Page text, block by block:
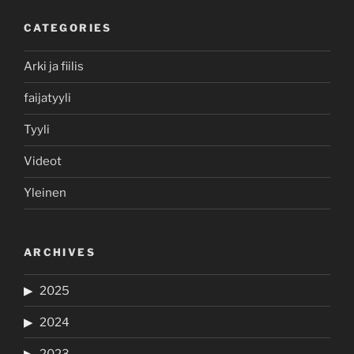
CATEGORIES
Arki ja fiilis
faijatyyli
Tyyli
Videot
Yleinen
ARCHIVES
2025
2024